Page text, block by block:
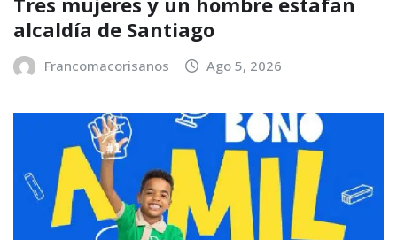
alcaldía de Santiago
Francomacorisanos Ago 5, 2026